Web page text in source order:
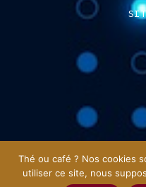
Thé ou café ? Nos cookies
utiliser ce site, nous